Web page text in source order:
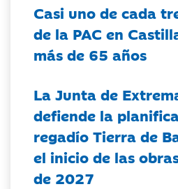
Casi uno de cada
de la PAC en
más de 65 años
La Junta de
defiende la
regadío Tierra de
el inicio de las
de 2027